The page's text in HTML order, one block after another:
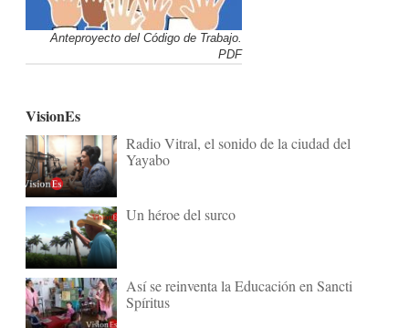
Anteproyecto del Código de Trabajo.
PDF
VisionEs
Radio Vitral, el sonido de la ciudad del
Yayabo
Un héroe del surco
Así se reinventa la Educación en Sancti
Spíritus